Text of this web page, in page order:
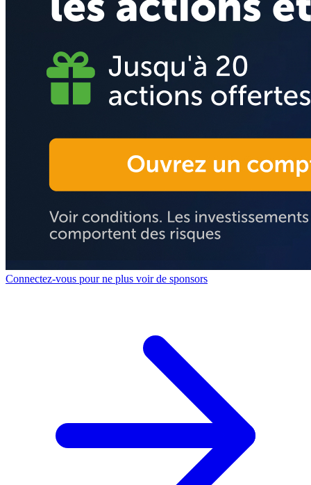
Connectez-vous pour ne plus voir de sponsors